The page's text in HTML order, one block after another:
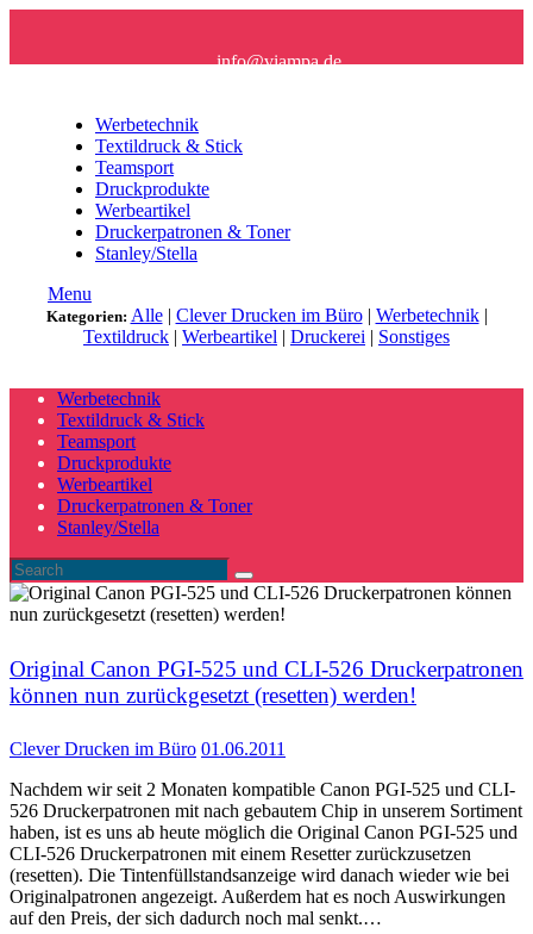
info@viampa.de
Werbetechnik
Textildruck & Stick
Teamsport
Druckprodukte
Werbeartikel
Druckerpatronen & Toner
Stanley/Stella
Menu
Kategorien: Alle| Clever Drucken im Büro| Werbetechnik|
Textildruck | Werbeartikel | Druckerei | Sonstiges
Werbetechnik
Textildruck & Stick
Teamsport
Druckprodukte
Werbeartikel
Druckerpatronen & Toner
Stanley/Stella
Original Canon PGI-525 und CLI-526 Druckerpatronen
können nun zurückgesetzt (resetten) werden!
Clever Drucken im Büro 01.06.2011
Nachdem wir seit 2 Monaten kompatible Canon PGI-525 und CLI-
526 Druckerpatronen mit nach gebautem Chip in unserem Sortiment
haben, ist es uns ab heute möglich die Original Canon PGI-525 und
CLI-526 Druckerpatronen mit einem Resetter zurückzusetzen
(resetten). Die Tintenfüllstandsanzeige wird danach wieder wie bei
Originalpatronen angezeigt. Außerdem hat es noch Auswirkungen
auf den Preis, der sich dadurch noch mal senkt.…